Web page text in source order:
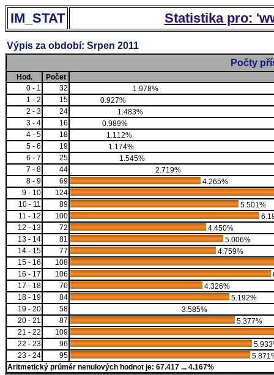
IM_STAT Statistika pro:
Výpis za období: Srpen 2011
Počty
Hod.
Počet
0 - 1
32
1.978%
1 - 2
15
0.927%
2 - 3
24
1.483%
3 - 4
16
0.989%
4 - 5
18
1.112%
5 - 6
19
1.174%
6 - 7
25
1.545%
7 - 8
44
2.719%
8 - 9
69
4.265%
9 - 10
124
10 - 11
89
5.501%
11 - 12
100
12 - 13
72
4.450%
13 - 14
81
5.006%
14 - 15
77
4.759%
15 - 16
108
16 - 17
106
17 - 18
70
4.326%
18 - 19
84
5.192%
19 - 20
58
3.585%
20 - 21
87
5.377%
21 - 22
109
22 - 23
96
23 - 24
95
Aritmetický průměr nenulových hodnot je: 67.417 ... 4.167%